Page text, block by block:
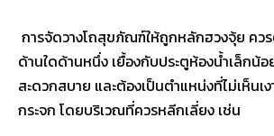
การจัดวางโถสุขภัณฑ์ให้ถูกหลักฮวงจุ้ย คว
ด้านใดด้านหนึ่ง เยื้องกับประตูห้องน้ำเล็กน้อ
สะดวกสบาย และต้องเป็นตำแหน่งที่ไม่เห็นเง
กระจก โดยบริเวณที่ควรหลีกเลี่ยง เช่น